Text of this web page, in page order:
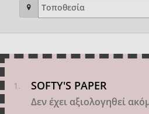
SOFTY'S PAPER
Δεν έχει αξιολογηθεί